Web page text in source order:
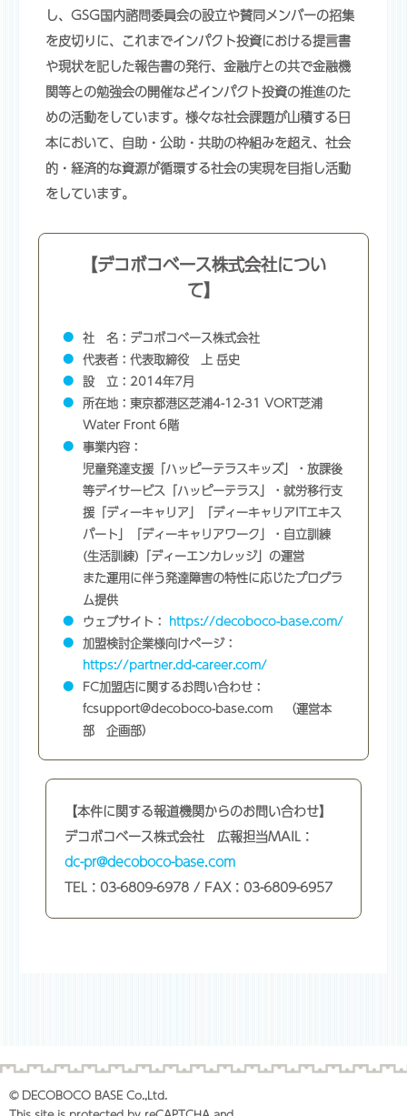
し、GSG国内諮問委員会の設立や賛同メンバーの招集
を皮切りに、これまでインパクト投資における提言書
や現状を記した報告書の発行、金融庁との共で金融機
関等との勉強会の開催などインパクト投資の推進のた
めの活動をしています。様々な社会課題が山積する日
本において、自助・公助・共助の枠組みを超え、社会
的・経済的な資源が循環する社会の実現を目指し活動
をしています。
【デコボコベース株式会社につい
て】
社 名：デコボコベース株式会社
代表者：代表取締役 上 岳史
設 立：2014年7月
所在地：東京都港区芝浦4-12-31 VORT芝浦
Water Front 6階
事業内容：
児童発達支援「ハッピーテラスキッズ」・放課後
等デイサービス「ハッピーテラス」・就労移行支
援「ディーキャリア」「ディーキャリアITエキス
パート」「ディーキャリアワーク」・自立訓練
(生活訓練)「ディーエンカレッジ」の運営
また運用に伴う発達障害の特性に応じたプログラ
ム提供
ウェブサイト： https://decoboco-base.com/
加盟検討企業様向けページ：
https://partner.dd-career.com/
FC加盟店に関するお問い合わせ：
fcsupport@decoboco-base.com （運営本
部 企画部）
【本件に関する報道機関からのお問い合わせ】
デコボコベース株式会社 広報担当MAIL：
dc-pr@decoboco-base.com
TEL：03-6809-6978 / FAX：03-6809-6957
© DECOBOCO BASE Co.,Ltd.